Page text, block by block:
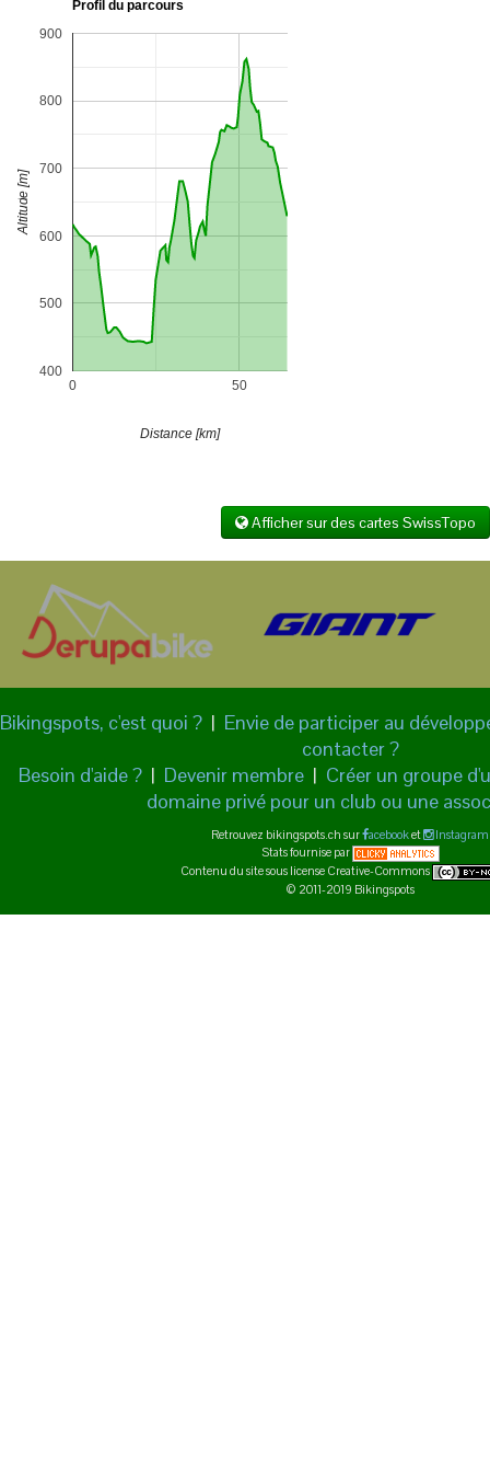
Profil du parcours
0 50
400
500
600
700
800
900
Distance [km]
Altitude [m]
Afficher sur des cartes SwissTopo
Bikingspots, c'est quoi ? | Envie de participer au
contacter ?
Besoin d'aide ?| Devenir membre| Créer un groupe
domaine privé pour un club ou une
Retrouvez bikingspots.ch sur acebooket
Instagram
Stats fournise par
Contenu du site sous license Creative-Commons
© 2011-2019 Bikingspots